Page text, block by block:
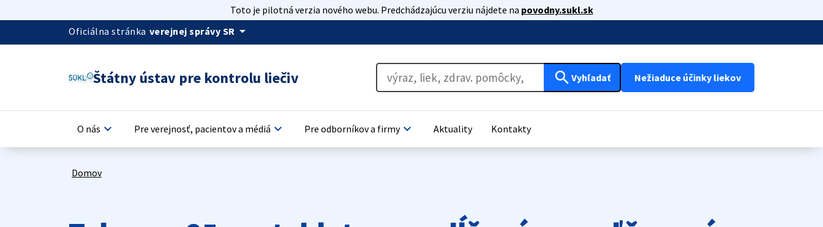
Toto je pilotná verzia nového webu. Predchádzajúcu verziu nájdete na povodny.sukl.sk
Oficiálna stránka verejnej správy SR arrow_drop_down
Štátny ústav pre kontrolu liečiv search Vyhľadať Nežiaduce účinky liekov
O nás keyboard_arrow_down Pre verejnosť, pacientov a médiá keyboard_arrow_down Pre odborníkov a firmykeyboard_arrow_down Aktuality Kontakty
Domov